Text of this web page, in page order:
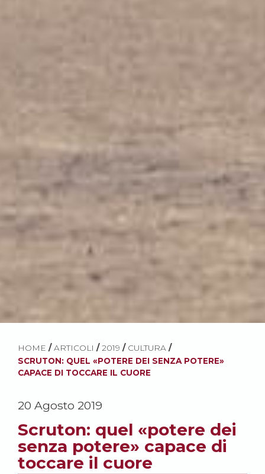
HOME / ARTICOLI / 2019 / CULTURA /
SCRUTON: QUEL «POTERE DEI SENZA POTERE»
CAPACE DI TOCCARE IL CUORE
20 Agosto 2019
Scruton: quel «potere dei
senza potere» capace di
toccare il cuore